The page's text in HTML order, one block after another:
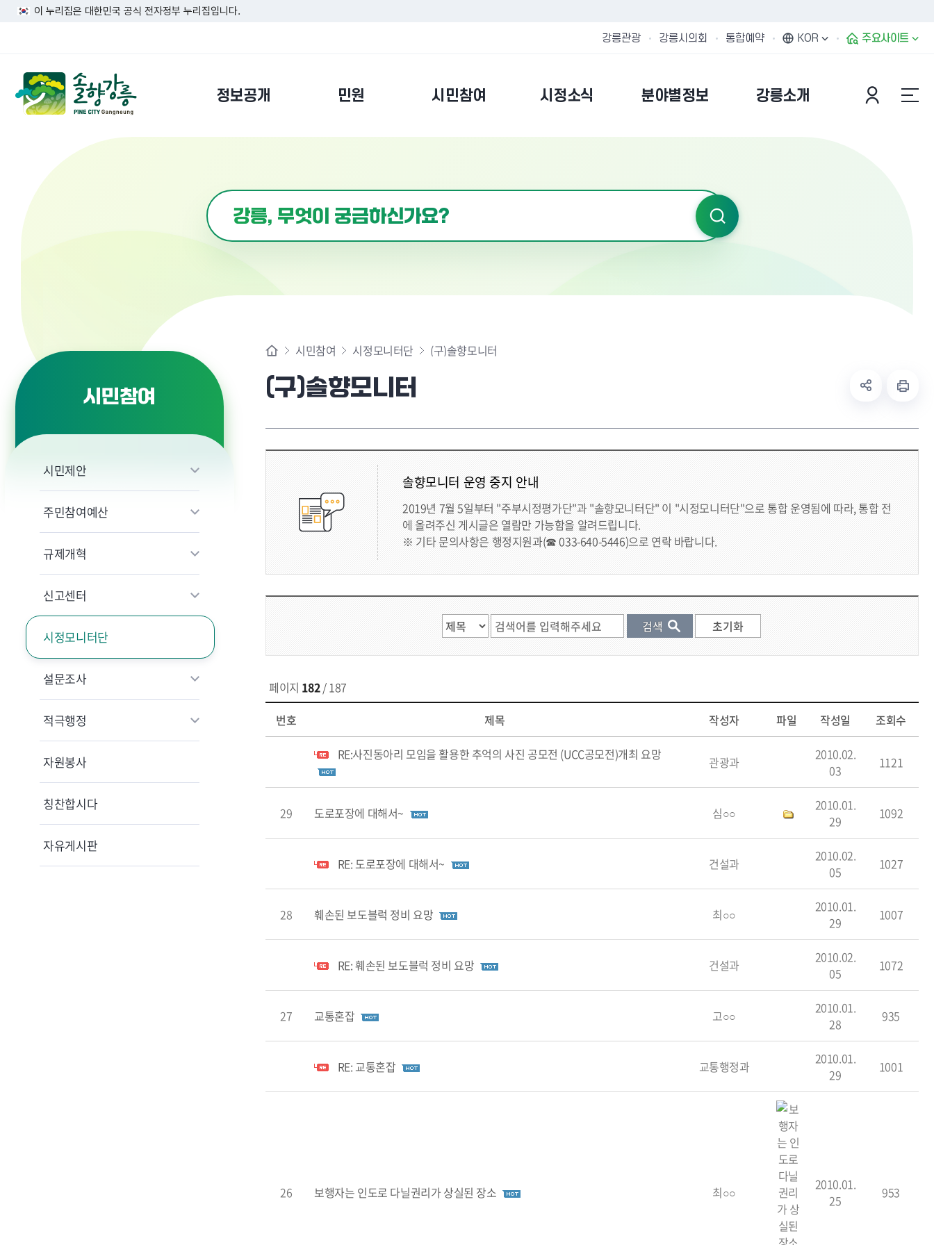
이 누리집은 대한민국 공식 전자정부 누리집입니다.
강릉관광 강릉시의회 통합예약 KOR 주요사이트
정보공개 민원 시민참여 시정소식 분야별정보 강릉소개
시민참여
시민제안
주민참여예산
규제개혁
신고센터
시정모니터단
설문조사
적극행정
자원봉사
칭찬합시다
자유게시판
시민참여 시정모니터단 (구)솔향모니터
(구)솔향모니터
솔향모니터 운영 중지 안내
2019년 7월 5일부터 "주부시정평가단"과 "솔향모니터단" 이 "시정모니터단"으로 통합 운영됨에 따라, 통합 전
에 올려주신 게시글은 열람만 가능함을 알려드립니다.
※ 기타 문의사항은 행정지원과(☎ 033-640-5446)으로 연락 바랍니다.
페이지 182/ 187
번호
제목 작성자 파일 작성일 조회수
RE:사진동아리 모임을 활용한 추억의 사진 공모전 (UCC공모전)개최 요망 관광과
2010.02.
03
1121
29 도로포장에 대해서~ 심○○
2010.01.
29
1092
RE: 도로포장에 대해서~ 건설과
2010.02.
05
1027
28 훼손된 보도블럭 정비 요망 최○○
2010.01.
29
1007
RE: 훼손된 보도블럭 정비 요망 건설과
2010.02.
05
1072
27 교통혼잡 고○○
2010.01.
28
935
RE: 교통혼잡 교통행정과
2010.01.
29
1001
26 보행자는 인도로 다닐권리가 상실된 장소 최○○
2010.01.
25
953